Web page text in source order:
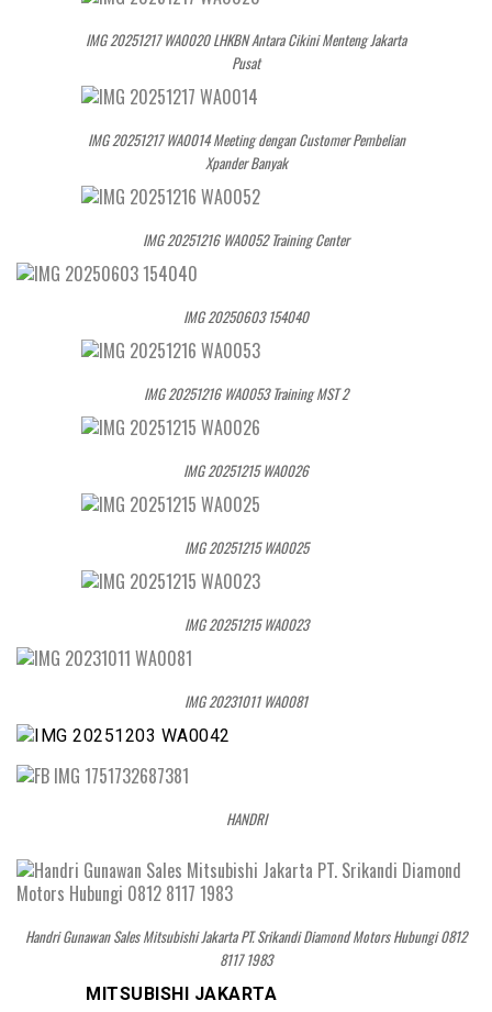
IMG 20251217 WA0020 LHKBN Antara Cikini Menteng Jakarta
Pusat
IMG 20251217 WA0014 Meeting dengan Customer Pembelian
Xpander Banyak
IMG 20251216 WA0052 Training Center
IMG 20250603 154040
IMG 20251216 WA0053 Training MST 2
IMG 20251215 WA0026
IMG 20251215 WA0025
IMG 20251215 WA0023
IMG 20231011 WA0081
HANDRI
Handri Gunawan Sales Mitsubishi Jakarta PT. Srikandi Diamond Motors Hubungi 0812
8117 1983
MITSUBISHI JAKARTA